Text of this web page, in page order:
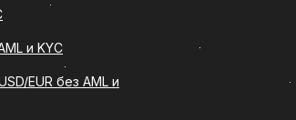
количество (Usdt
карту.
технических
и KYC
EUR без AML и